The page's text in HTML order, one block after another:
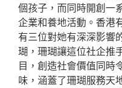
個孩子，而同時開創一
企業和養地活動。香港
有三位對她有深深影響
瑚，珊瑚讓這位社企推
目，創造社會價值同時
味，涵蓋了珊瑚服務天